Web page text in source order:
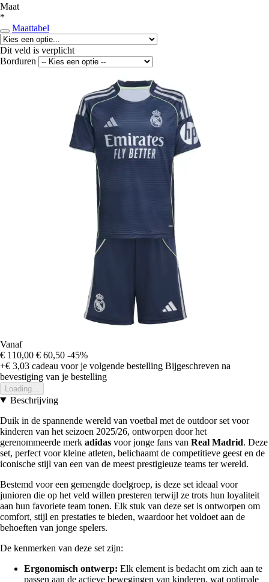
Maat
*
Maattabel
Dit veld is verplicht
Borduren
Vanaf
€ 110,00 € 60,50 -45%
+€ 3,03 cadeau voor je volgende bestelling Bijgeschreven na
bevestiging van je bestelling
Loading...
Beschrijving
Duik in de spannende wereld van voetbal met de outdoor set voor
kinderen van het seizoen 2025/26, ontworpen door het
gerenommeerde merk adidas voor jonge fans van Real Madrid. Deze
set, perfect voor kleine atleten, belichaamt de competitieve geest en de
iconische stijl van een van de meest prestigieuze teams ter wereld.
Bestemd voor een gemengde doelgroep, is deze set ideaal voor
junioren die op het veld willen presteren terwijl ze trots hun loyaliteit
aan hun favoriete team tonen. Elk stuk van deze set is ontworpen om
comfort, stijl en prestaties te bieden, waardoor het voldoet aan de
behoeften van jonge spelers.
De kenmerken van deze set zijn:
Ergonomisch ontwerp: Elk element is bedacht om zich aan te
passen aan de actieve bewegingen van kinderen, wat optimale